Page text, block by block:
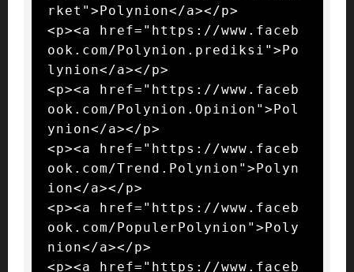
rket">Polynion</a></p>
<p><a href="https://www.faceb
ook.com/Polynion.prediksi">Po
lynion</a></p>
<p><a href="https://www.faceb
ook.com/Polynion.Opinion">Pol
ynion</a></p>
<p><a href="https://www.faceb
ook.com/Trend.Polynion">Polyn
ion</a></p>
<p><a href="https://www.faceb
ook.com/PopulerPolynion">Poly
nion</a></p>
<p><a href="https://www.faceb